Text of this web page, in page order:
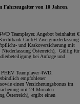
Fahrzeugalter von 10 Jahren.
Teamplayer. Angebot beinhaltet €
GmbH Zweigniederlassung
und Kaskoversicherung mit
Niederlassung Österreich), Gültig für
bei Anfrage und
Teamplayer 4WD.
empfohlener
einen Versicherungsbonus im
mit 24 Monaten
Österreich), ergibt einen